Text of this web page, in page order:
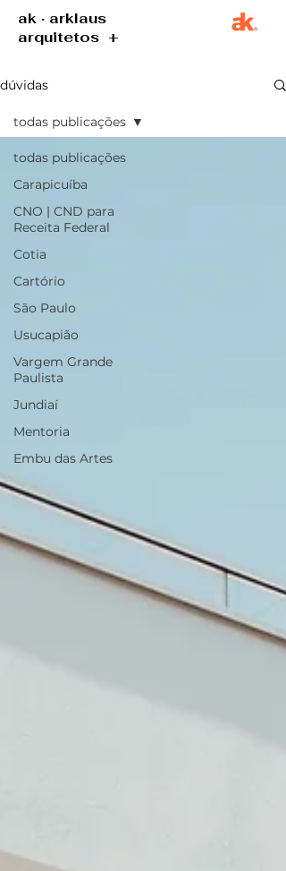
ak · arklaus
arquitetos +
dúvidas
todas publicações
Carapicuíba
CNO | CND para
Receita Federal
Cotia
Cartório
São Paulo
Usucapião
Vargem Grande
Paulista
Jundiaí
Mentoria
Embu das Artes
todas publicações